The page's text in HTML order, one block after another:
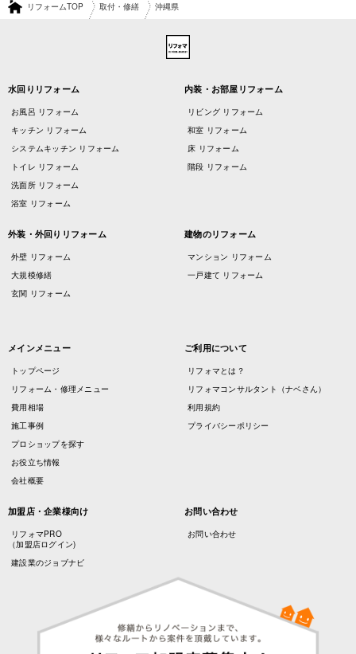
リフォームTOP 取付・修繕 沖縄県
水回りリフォーム
お風呂 リフォーム
キッチン リフォーム
システムキッチン リフォーム
トイレ リフォーム
洗面所 リフォーム
浴室 リフォーム
内装・お部屋リフォーム
リビング リフォーム
和室 リフォーム
床 リフォーム
階段 リフォーム
外装・外回りリフォーム
外壁 リフォーム
大規模修繕
玄関 リフォーム
建物のリフォーム
マンション リフォーム
一戸建て リフォーム
メインメニュー
トップページ
リフォーム・修理メニュー
費用相場
施工事例
プロショップを探す
お役立ち情報
会社概要
ご利用について
リフォマとは？
リフォマコンサルタント（ナベさん）
利用規約
プライバシーポリシー
加盟店・企業様向け
リフォマPRO
（加盟店ログイン)
建設業のジョブナビ
お問い合わせ
お問い合わせ